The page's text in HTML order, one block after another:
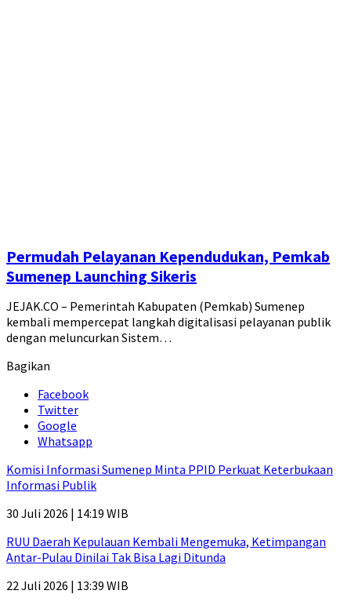
Permudah Pelayanan Kependudukan, Pemkab
Sumenep Launching Sikeris
JEJAK.CO – Pemerintah Kabupaten (Pemkab) Sumenep
kembali mempercepat langkah digitalisasi pelayanan publik
dengan meluncurkan Sistem…
Bagikan
Facebook
Twitter
Google
Whatsapp
Komisi Informasi Sumenep Minta PPID Perkuat Keterbukaan
Informasi Publik
30 Juli 2026 | 14:19 WIB
RUU Daerah Kepulauan Kembali Mengemuka, Ketimpangan
Antar-Pulau Dinilai Tak Bisa Lagi Ditunda
22 Juli 2026 | 13:39 WIB